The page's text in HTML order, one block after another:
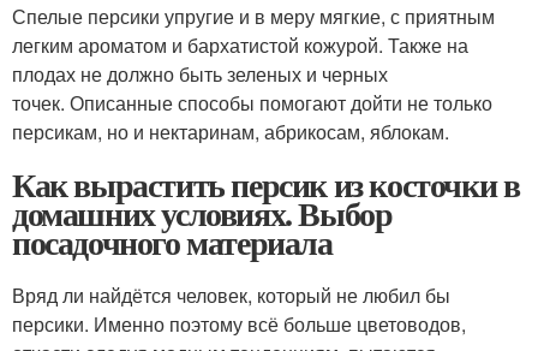
Спелые персики упругие и в меру мягкие, с приятным
легким ароматом и бархатистой кожурой. Также на
плодах не должно быть зеленых и черных
точек. Описанные способы помогают дойти не только
персикам, но и нектаринам, абрикосам, яблокам.
Как вырастить персик из косточки в
домашних условиях. Выбор
посадочного материала
Вряд ли найдётся человек, который не любил бы
персики. Именно поэтому всё больше цветоводов,